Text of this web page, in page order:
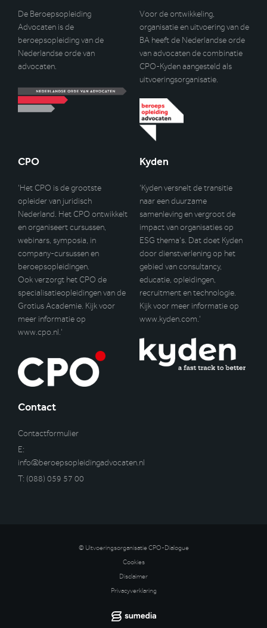
De Beroepsopleiding
Advocaten is de
beroepsopleiding van de
Nederlandse orde van
advocaten.
Voor de ontwikkeling,
organisatie en uitvoering van de
BA heeft de Nederlandse orde
van advocaten de combinatie
CPO-Kyden aangesteld als
uitvoeringsorganisatie.
CPO
‘Het CPO is de grootste
opleider van juridisch
Nederland. Het CPO ontwikkelt
en organiseert cursussen,
webinars, symposia, in
company-cursussen en
beroepsopleidingen.
Ook verzorgt het CPO de
specialisatieopleidingen van de
Grotius Academie. Kijk voor
meer informatie op
www.cpo.nl.’
Kyden
‘Kyden versnelt de transitie
naar een duurzame
samenleving en vergroot de
impact van organisaties op
ESG thema’s. Dat doet Kyden
door dienstverlening op het
gebied van consultancy,
educatie, opleidingen,
recruitment en technologie.
Kijk voor meer informatie op
www.kyden.com.’
Contact
Contactformulier
E:
info@beroepsopleidingadvocaten.nl
T: (088) 059 57 00
© Uitvoeringsorganisatie CPO-Dialogue
Cookies
Disclaimer
Privacyverklaring